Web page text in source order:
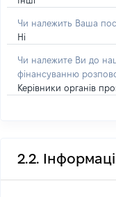
Чи належить Ваша
Ні
Чи належите Ви до
фінансуванню
Керівники органів
2.2.